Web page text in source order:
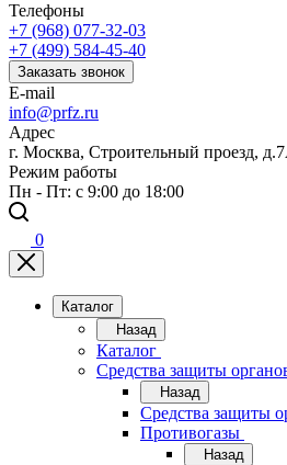
Телефоны
+7 (968) 077-32-03
+7 (499) 584-45-40
Заказать звонок
E-mail
info@prfz.ru
Адрес
г. Москва, Строительный проезд,
Режим работы
Пн - Пт: с 9:00 до 18:00
0
Каталог
Назад
Каталог
Средства защиты
Назад
Средства защиты
Противогазы
Назад